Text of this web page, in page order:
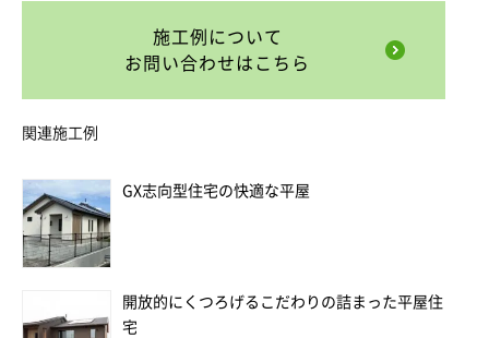
施工例について
お問い合わせはこちら
関連施工例
GX志向型住宅の快適な平屋
開放的にくつろげるこだわりの詰まった平屋住
宅